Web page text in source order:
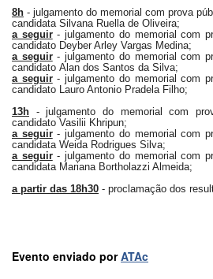
Editais
Notícias
Eventos
Contato
INCLUSÃO
Apresentação
Comissão
Missão
deliberações
8h - julgamento do memorial com prova
candidata Silvana Ruella de Oliveira;
a seguir- julgamento do memorial com
candidato Deyber Arley Vargas Medina;
a seguir- julgamento do memorial com
candidato Alan dos Santos da Silva;
a seguir- julgamento do memorial com
candidato Lauro Antonio Pradela Filho;
13h - julgamento do memorial com
candidato Vasilii Khripun;
a seguir- julgamento do memorial com
candidata Weida Rodrigues Silva;
a seguir- julgamento do memorial com
candidata Mariana Bortholazzi Almeida;
a partir das 18h30 - proclamação dos
Evento enviado porATAc